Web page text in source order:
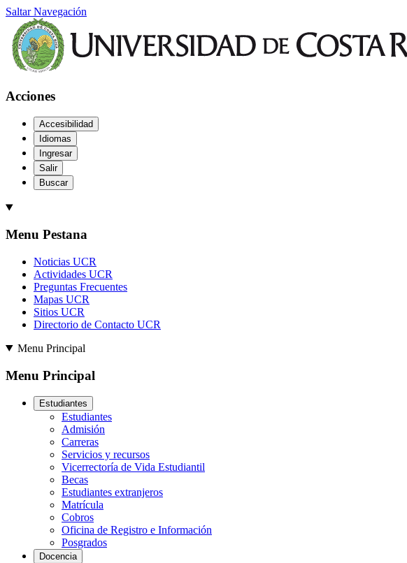
Saltar Navegación
Acciones
Accesibilidad
Idiomas
Ingresar
Salir
Buscar
Menu Pestana
Noticias UCR
Actividades UCR
Preguntas Frecuentes
Mapas UCR
Sitios UCR
Directorio de Contacto UCR
Menu Principal
Menu Principal
Estudiantes
Estudiantes
Admisión
Carreras
Servicios y recursos
Vicerrectoría de Vida Estudiantil
Becas
Estudiantes extranjeros
Matrícula
Cobros
Oficina de Registro e Información
Posgrados
Docencia